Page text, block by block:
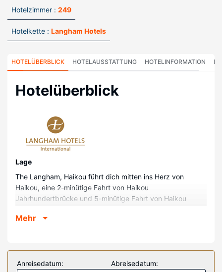
Hotelzimmer : 249
Hotelkette : Langham Hotels
HOTELÜBERBLICK HOTELAUSSTATTUNG HOTELINFORMATION
Hotelüberblick
Lage
The Langham, Haikou führt dich mitten ins Herz von
Haikou, eine 2-minütige Fahrt von Haikou
Jahrhundertbrücke und 5-minütige Fahrt von Haikou
4 km von Haikou Uhrturm und 5,7 km von Hainan
Fühl dich in einem der 249 klimatisierten Zimmer mit LCD-
Mehr
Anreisedatum: Abreisedatum: